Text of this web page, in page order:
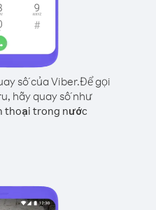
số của Viber.Để gọi
hãy quay số như
thoại trong nước